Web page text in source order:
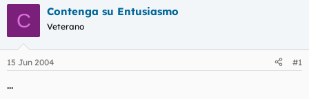
i
a
d
o
d
a
d
i
C Contenga su Entusiasmo
Veterano
15 Jun 2004 #1
...